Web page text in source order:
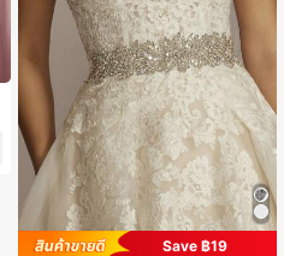
Save ฿19